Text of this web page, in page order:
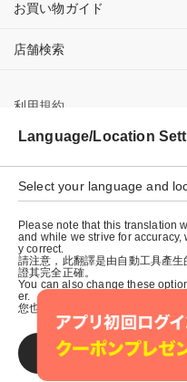
お買い物ガイド
店舗検索
利用規約
プライバシーポリシー
特定商取引法に基づく表示
会社概要
Language/Location
Select your language and
Please note that this translation
and while we strive for accuracy,
y correct.
請注意，此翻譯是由自動工具產
證其完全正確。
You can also change these
er.
您也可以使用左上角的選單來更改